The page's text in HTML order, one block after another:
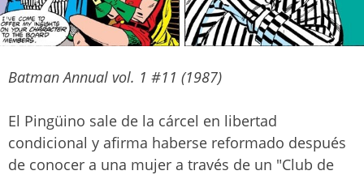
Batman Annual vol. 1 #11 (1987)
El Pingüino sale de la cárcel en libertad
condicional y afirma haberse reformado después
de conocer a una mujer a través de un "Club de